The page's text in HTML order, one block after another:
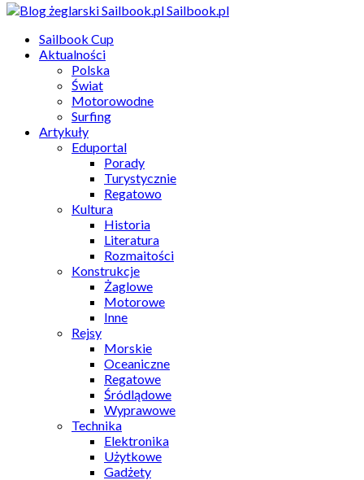
Sailbook.pl
Sailbook Cup
Aktualności
Polska
Świat
Motorowodne
Surfing
Artykuły
Eduportal
Porady
Turystycznie
Regatowo
Kultura
Historia
Literatura
Rozmaitości
Konstrukcje
Żaglowe
Motorowe
Inne
Rejsy
Morskie
Oceaniczne
Regatowe
Śródlądowe
Wyprawowe
Technika
Elektronika
Użytkowe
Gadżety